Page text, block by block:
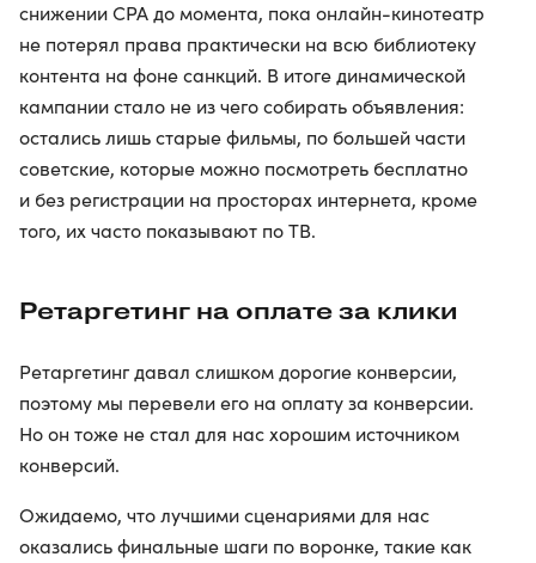
снижении CPA до момента, пока онлайн-кинотеатр
не потерял права практически на всю библиотеку
контента на фоне санкций. В итоге динамической
кампании стало не из чего собирать объявления:
остались лишь старые фильмы, по большей части
советские, которые можно посмотреть бесплатно
и без регистрации на просторах интернета, кроме
того, их часто показывают по ТВ.
Ретаргетинг на оплате за клики
Ретаргетинг давал слишком дорогие конверсии,
поэтому мы перевели его на оплату за конверсии.
Но он тоже не стал для нас хорошим источником
конверсий.
Ожидаемо, что лучшими сценариями для нас
оказались финальные шаги по воронке, такие как